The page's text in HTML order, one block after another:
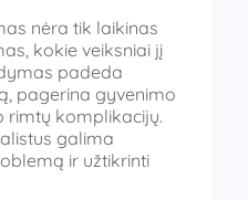
nėra tik laikinas
kokie veiksniai jį
padeda
pagerina gyvenimo
rimtų komplikacijų.
galima
ir užtikrinti